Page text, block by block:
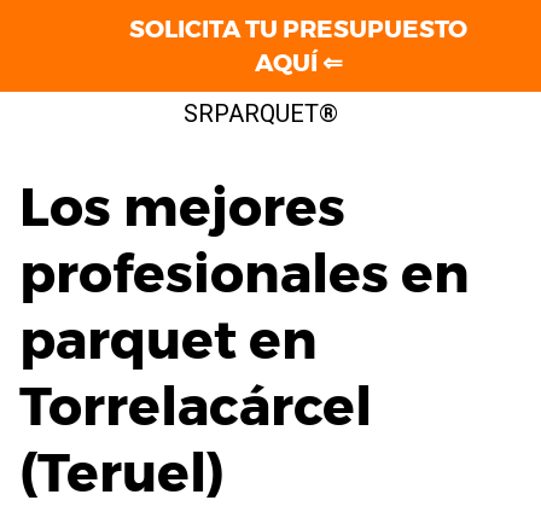
SRPARQUET®
Los mejores
profesionales en
parquet en
Torrelacárcel
(Teruel)
SOLICITA TU PRESUPUESTO
AQUÍ ⇐